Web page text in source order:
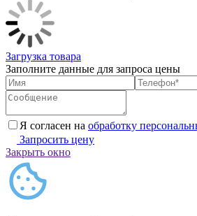
Загрузка товара
Заполните данные для запроса цены
Я согласен на обработку
Запросить цену
Закрыть окно